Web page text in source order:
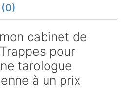
(0)
cabinet de
pour
tarologue
à un prix